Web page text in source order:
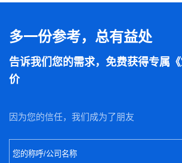
多一份参考，总有益处
告诉我们您的需求，免费获得专属
价
因为您的信任，我们成为了朋友